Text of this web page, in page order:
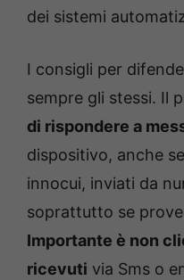
dei sistemi
I consigli per
sempre gli stessi. Il
di rispondere a
dispositivo, anche
innocui, inviati da
soprattutto se
Importante è non
ricevuti via Sms o